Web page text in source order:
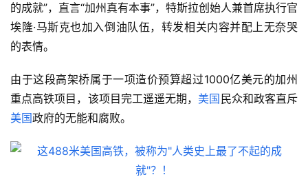
的成就”，直言“加州真有本事”，特斯拉创始人兼首席执行官
埃隆·马斯克也加入倒油队伍，转发相关内容并配上无奈哭
的表情。
由于这段高架桥属于一项造价预算超过1000亿美元的加州
重点高铁项目，该项目完工遥遥无期，美国 民众和政客直斥
美国政府的无能和腐败。